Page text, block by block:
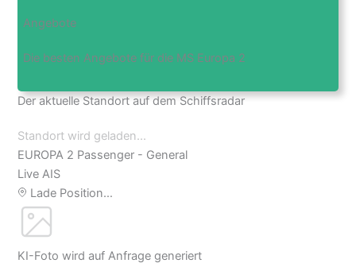
Angebote
Die besten Angebote für die MS Europa 2
Der aktuelle Standort auf dem Schiffsradar
Standort wird geladen...
EUROPA 2 Passenger - General
Live AIS
Lade Position…
KI-Foto wird auf Anfrage generiert